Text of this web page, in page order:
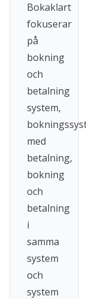
Bokaklart
fokuserar
på
bokning
och
betalning
system,
med
betalning,
bokning
och
betalning
i
samma
system
och
system